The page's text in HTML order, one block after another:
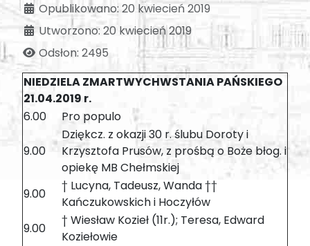
Opublikowano: 20 kwiecień 2019
Utworzono: 20 kwiecień 2019
Odsłon: 2495
NIEDZIELA ZMARTWYCHWSTANIA PAŃSKIEGO
21.04.2019 r.
6.00
Pro populo
9.00
Dziękcz. z okazji 30 r. ślubu Doroty i
Krzysztofa Prusów, z prośbą o Boże błog. i
opiekę MB Chełmskiej
9.00
† Lucyna, Tadeusz, Wanda ††
Kańczukowskich i Hoczyłów
9.00
† Wiesław Kozieł (11r.); Teresa, Edward
Koziełowie